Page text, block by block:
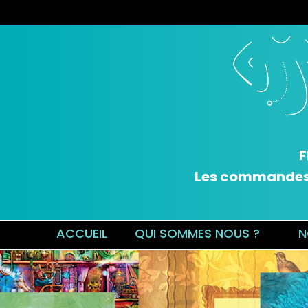
Les
ACCUEIL QUI SOMMES NOUS ?